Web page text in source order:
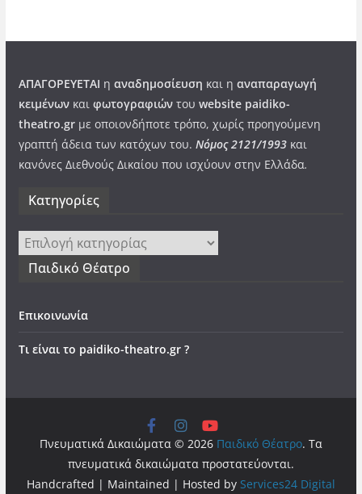
ΑΠΑΓΟΡΕΥΕΤΑΙ η αναδημοσίευση και η αναπαραγωγή
κειμένωνκαι φωτογραφιώντου website paidiko-
theatro.grμε οποιονδήποτε τρόπο, χωρίς προηγούμενη
γραπτή άδεια των κατόχων του. Νόμος 2121/1993και
κανόνες Διεθνούς Δικαίου που ισχύουν στην Ελλάδα.
Kατηγορίες
Kατηγορίες
Παιδικό Θέατρο
Επικοινωνία
Τι είναι το paidiko-theatro.gr ?
Πνευματικά Δικαιώματα © 2026 Παιδικό Θέατρο. Τα
πνευματικά δικαιώματα προστατεύονται.
Handcrafted | Maintained | Hosted by Services24 Digital